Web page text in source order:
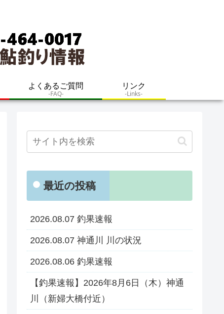
よくあるご質問
-FAQ-
リンク
-Links-
最近の投稿
2026.08.07 釣果速報
2026.08.07 神通川 川の状況
2026.08.06 釣果速報
【釣果速報】2026年8月6日（木）神通
川（新婦大橋付近）